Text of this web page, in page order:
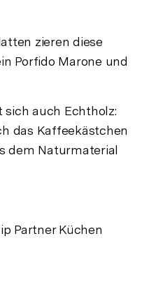
zieren diese
Porfido Marone und
sich auch Echtholz:
das Kaffeekästchen
dem Naturmaterial
Partner Küchen